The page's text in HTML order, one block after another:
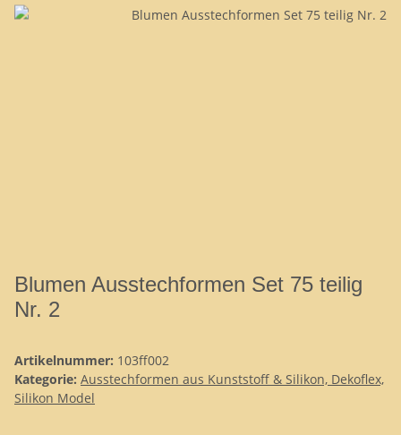
Blumen Ausstechformen Set 75 teilig
Nr. 2
Artikelnummer: 103ff002
Kategorie: Ausstechformen aus Kunststoff & Silikon, Dekoflex,
Silikon Model